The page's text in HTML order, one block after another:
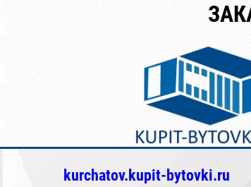
kurchatov.kupit-bytovki.ru